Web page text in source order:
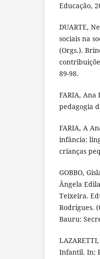
Educação,
DUARTE,
sociais na
(Orgs.).
89-98.
FARIA,
pedagogia
FARIA, A
infância:
crianças
GOBBO,
Ângela
Teixeira.
Rodrigues.
Bauru:
Infantil. In: